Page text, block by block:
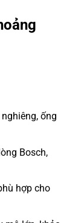
ống
Bosch,
hợp cho